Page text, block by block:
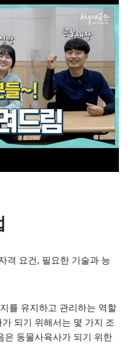
격 요건, 필요한 기술과 능
를 유지하고 관리하는 역할
되기 위해서는 몇 가지 조
은 동물사육사가 되기 위한